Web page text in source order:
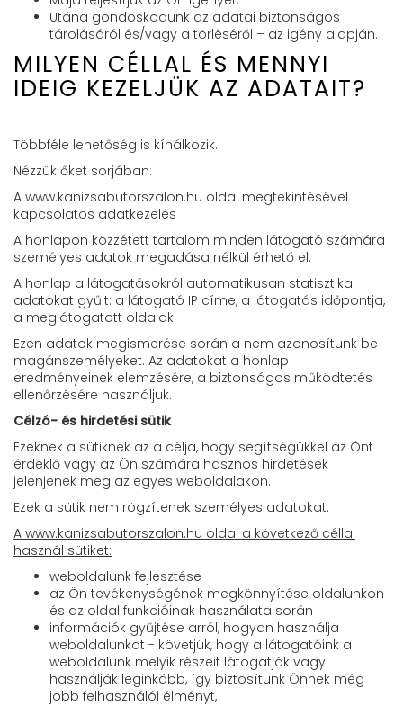
Utána gondoskodunk az adatai biztonságos
tárolásáról és/vagy a törléséről – az igény alapján.
MILYEN CÉLLAL ÉS MENNYI
IDEIG KEZELJÜK AZ ADATAIT?
Többféle lehetőség is kínálkozik.
Nézzük őket sorjában:
A www.kanizsabutorszalon.hu oldal megtekintésével
kapcsolatos adatkezelés
A honlapon közzétett tartalom minden látogató számára
személyes adatok megadása nélkül érhető el.
A honlap a látogatásokról automatikusan statisztikai
adatokat gyűjt: a látogató IP címe, a látogatás időpontja,
a meglátogatott oldalak.
Ezen adatok megismerése során a nem azonosítunk be
magánszemélyeket. Az adatokat a honlap
eredményeinek elemzésére, a biztonságos működtetés
ellenőrzésére használjuk.
Célzó- és hirdetési sütik
Ezeknek a sütiknek az a célja, hogy segítségükkel az Önt
érdeklő vagy az Ön számára hasznos hirdetések
jelenjenek meg az egyes weboldalakon.
Ezek a sütik nem rögzítenek személyes adatokat.
A www.kanizsabutorszalon.hu oldal a következő céllal
használ sütiket:
weboldalunk fejlesztése
az Ön tevékenységének megkönnyítése oldalunkon
és az oldal funkcióinak használata során
információk gyűjtése arról, hogyan használja
weboldalunkat - követjük, hogy a látogatóink a
weboldalunk melyik részeit látogatják vagy
használják leginkább, így biztosítunk Önnek még
jobb felhasználói élményt,